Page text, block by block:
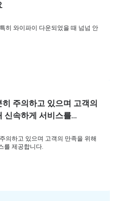
히 와이파이 다운되었을 때 넘넘 안
히 주의하고 있으며 고객의
신속하게 서비스를…
의하고 있으며 고객의 만족을 위해
를 제공합니다.